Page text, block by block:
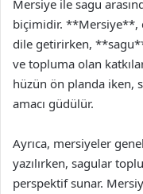
Mersiye ile sagu
biçimidir. **Mersiye**,
dile getirirken,
ve topluma olan
hüzün ön planda iken,
amacı güdülür.
Ayrıca, mersiyeler
yazılırken, sagular
perspektif sunar.